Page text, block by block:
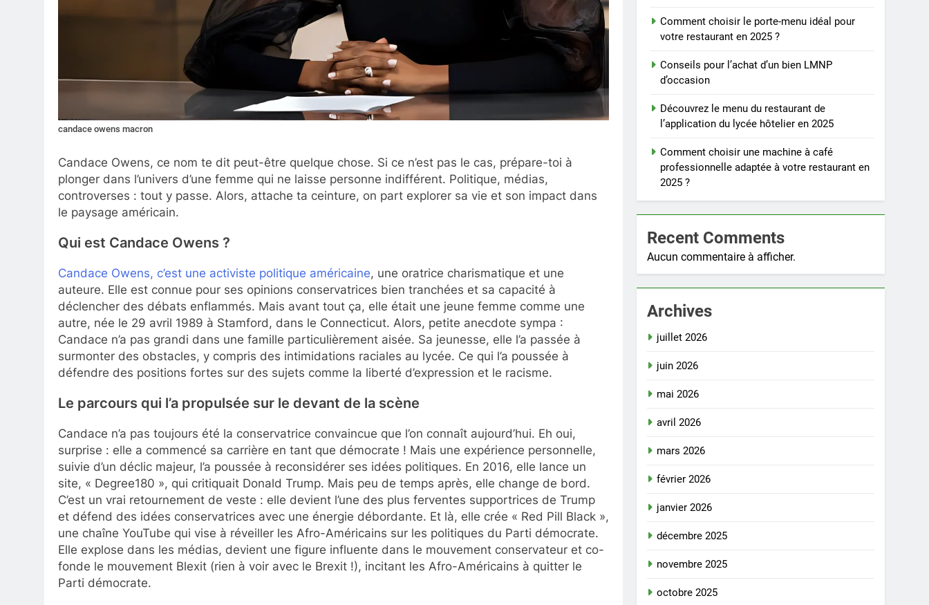
candace owens macron
Candace Owens, ce nom te dit peut-être quelque chose. Si ce n’est pas le cas, prépare-toi à
plonger dans l’univers d’une femme qui ne laisse personne indifférent. Politique, médias,
controverses : tout y passe. Alors, attache ta ceinture, on part explorer sa vie et son impact dans
le paysage américain.
Qui est Candace Owens ?
Candace Owens, c’est une activiste politique américaine, une oratrice charismatique et une
auteure. Elle est connue pour ses opinions conservatrices bien tranchées et sa capacité à
déclencher des débats enflammés. Mais avant tout ça, elle était une jeune femme comme une
autre, née le 29 avril 1989 à Stamford, dans le Connecticut. Alors, petite anecdote sympa :
Candace n’a pas grandi dans une famille particulièrement aisée. Sa jeunesse, elle l’a passée à
surmonter des obstacles, y compris des intimidations raciales au lycée. Ce qui l’a poussée à
défendre des positions fortes sur des sujets comme la liberté d’expression et le racisme.
Le parcours qui l’a propulsée sur le devant de la scène
Candace n’a pas toujours été la conservatrice convaincue que l’on connaît aujourd’hui. Eh oui,
surprise : elle a commencé sa carrière en tant que démocrate ! Mais une expérience personnelle,
suivie d’un déclic majeur, l’a poussée à reconsidérer ses idées politiques. En 2016, elle lance un
site, « Degree180 », qui critiquait Donald Trump. Mais peu de temps après, elle change de bord.
C’est un vrai retournement de veste : elle devient l’une des plus ferventes supportrices de Trump
et défend des idées conservatrices avec une énergie débordante. Et là, elle crée « Red Pill Black »,
une chaîne YouTube qui vise à réveiller les Afro-Américains sur les politiques du Parti démocrate.
Elle explose dans les médias, devient une figure influente dans le mouvement conservateur et co-
fonde le mouvement Blexit (rien à voir avec le Brexit !), incitant les Afro-Américains à quitter le
Parti démocrate.
Comment choisir le porte-menu idéal pour
votre restaurant en 2025 ?
Conseils pour l’achat d’un bien LMNP
d’occasion
Découvrez le menu du restaurant de
l’application du lycée hôtelier en 2025
Comment choisir une machine à café
professionnelle adaptée à votre restaurant en
2025 ?
Recent Comments
Aucun commentaire à afficher.
Archives
juillet 2026
juin 2026
mai 2026
avril 2026
mars 2026
février 2026
janvier 2026
décembre 2025
novembre 2025
octobre 2025